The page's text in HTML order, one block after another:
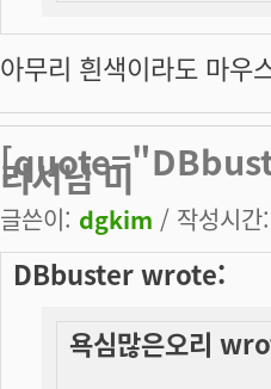
아무리 흰색이라도 마우
리서님 미
글쓴이: dgkim / 작성시
DBbuster wrote:
욕심많은오리